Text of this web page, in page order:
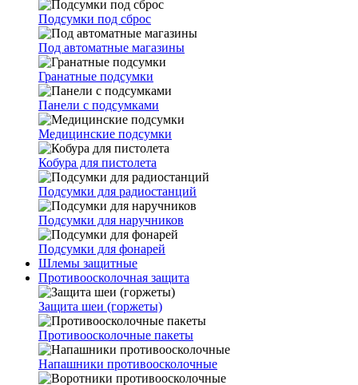
Подсумки под сброс
Под автоматные магазины
Гранатные подсумки
Панели с подсумками
Медицинские подсумки
Кобура для пистолета
Подсумки для радиостанций
Подсумки для наручников
Подсумки для фонарей
Шлемы защитные
Противоосколочная защита
Защита шеи (горжеты)
Противоосколочные пакеты
Напашники противоосколочные